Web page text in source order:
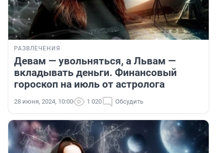
РАЗВЛЕЧЕНИЯ
Девам — увольняться, а Львам —
вкладывать деньги. Финансовый
гороскоп на июль от астролога
28 июня, 2024, 10:00 1 020 Обсудить